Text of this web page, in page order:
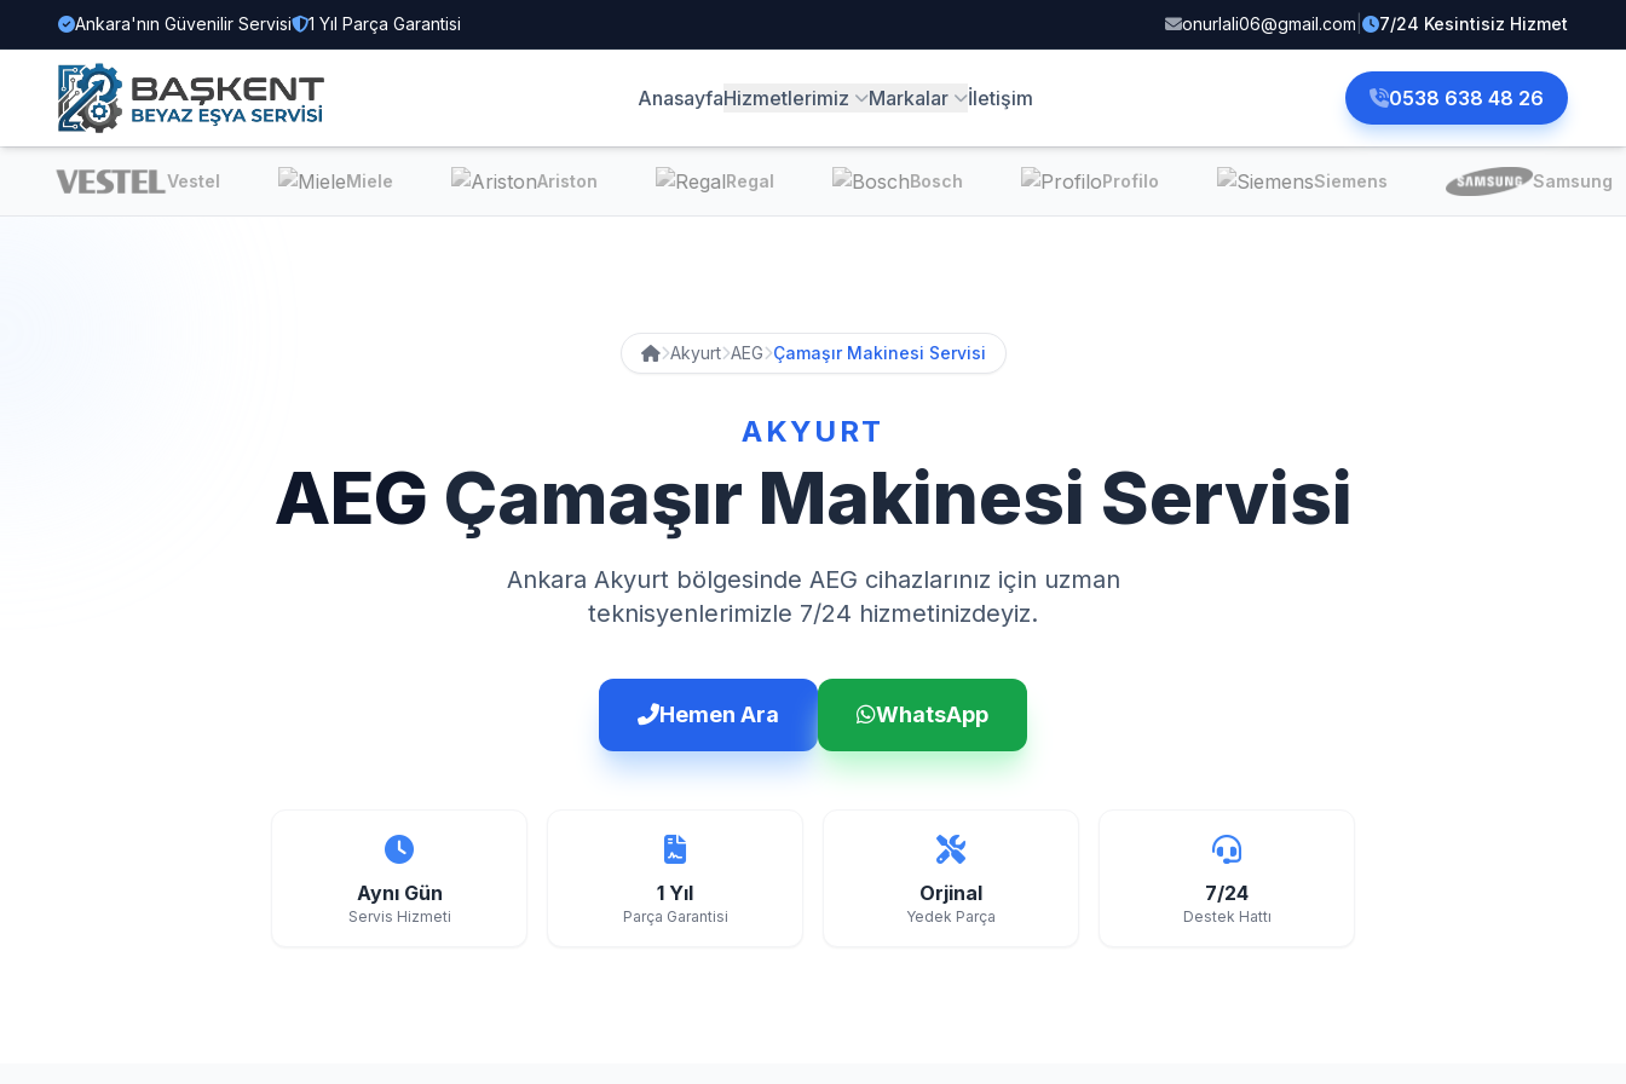
Ankara'nın Güvenilir Servisi 1 Yıl Parça Garantisi onurlali06@gmail.com 7/24 Kesintisiz Hizmet
AnasayfaHizmetlerimiz Markalar İletişim 0538 638 48 26
Vestel Miele Ariston Regal Bosch Profilo Siemens Samsung
Akyurt AEG Çamaşır Makinesi Servisi
AKYURT
AEG Çamaşır Makinesi Servisi
Ankara Akyurt bölgesinde AEG cihazlarınız için uzman
teknisyenlerimizle 7/24 hizmetinizdeyiz.
Hemen Ara WhatsApp
Aynı Gün
Servis Hizmeti
1 Yıl
Parça Garantisi
Orjinal
Yedek Parça
7/24
Destek Hattı